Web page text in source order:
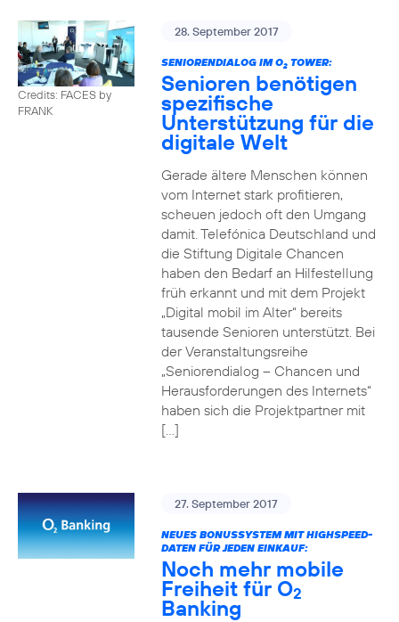
Credits: FACES by
FRANK
28. September 2017
SENIORENDIALOG IM O2TOWER:
Senioren benötigen
spezifische
Unterstützung für die
digitale Welt
Gerade ältere Menschen können
vom Internet stark profitieren,
scheuen jedoch oft den Umgang
damit. Telefónica Deutschland und
die Stiftung Digitale Chancen
haben den Bedarf an Hilfestellung
früh erkannt und mit dem Projekt
„Digital mobil im Alter“ bereits
tausende Senioren unterstützt. Bei
der Veranstaltungsreihe
„Seniorendialog – Chancen und
Herausforderungen des Internets“
haben sich die Projektpartner mit
[…]
27. September 2017
NEUES BONUSSYSTEM MIT HIGHSPEED-
DATEN FÜR JEDEN EINKAUF:
Noch mehr mobile
Freiheit für O2
Banking